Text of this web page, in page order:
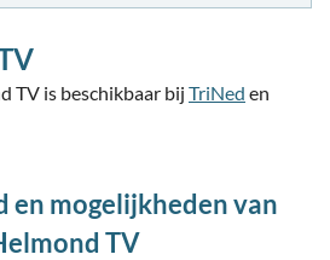
TV is beschikbaar bij TriNed en
en mogelijkheden van
TV